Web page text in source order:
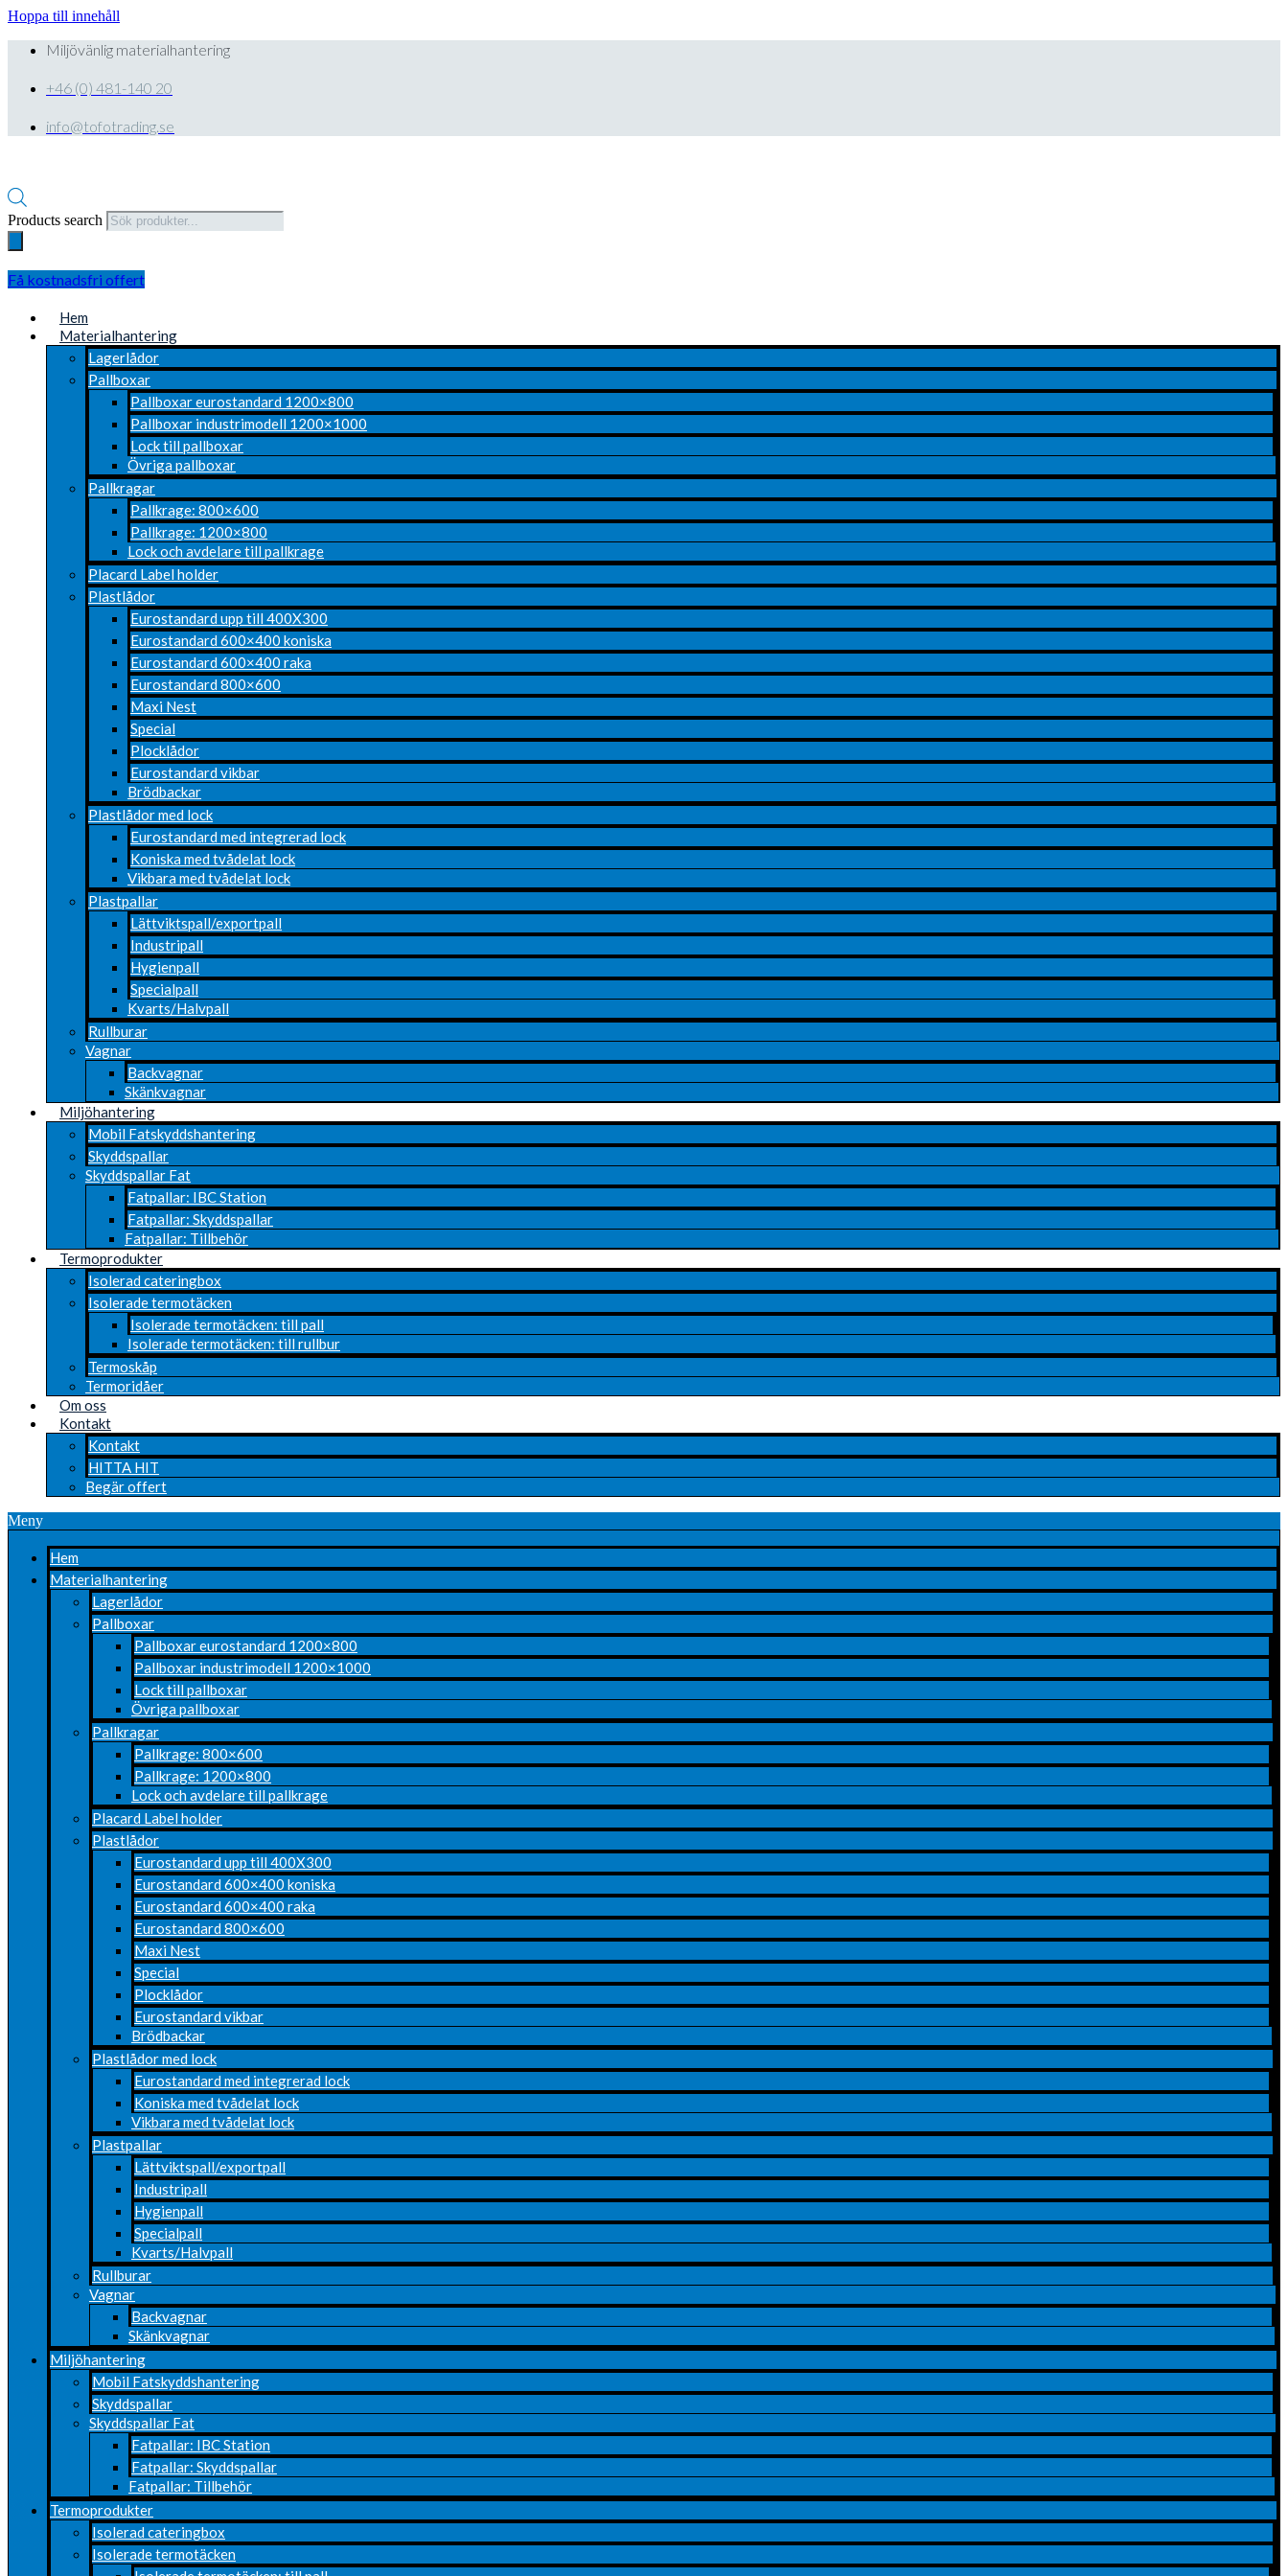
Hoppa till innehåll
Miljövänlig materialhantering
+46 (0) 481-140 20
info@tofotrading.se
Products search
Få kostnadsfri offert
Hem
Materialhantering
Lagerlådor
Pallboxar
Pallboxar eurostandard 1200×800
Pallboxar industrimodell 1200×1000
Lock till pallboxar
Övriga pallboxar
Pallkragar
Pallkrage: 800×600
Pallkrage: 1200×800
Lock och avdelare till pallkrage
Placard Label holder
Plastlådor
Eurostandard upp till 400X300
Eurostandard 600×400 koniska
Eurostandard 600×400 raka
Eurostandard 800×600
Maxi Nest
Special
Plocklådor
Eurostandard vikbar
Brödbackar
Plastlådor med lock
Eurostandard med integrerad lock
Koniska med tvådelat lock
Vikbara med tvådelat lock
Plastpallar
Lättviktspall/exportpall
Industripall
Hygienpall
Specialpall
Kvarts/Halvpall
Rullburar
Vagnar
Backvagnar
Skänkvagnar
Miljöhantering
Mobil Fatskyddshantering
Skyddspallar
Skyddspallar Fat
Fatpallar: IBC Station
Fatpallar: Skyddspallar
Fatpallar: Tillbehör
Termoprodukter
Isolerad cateringbox
Isolerade termotäcken
Isolerade termotäcken: till pall
Isolerade termotäcken: till rullbur
Termoskåp
Termoridåer
Om oss
Kontakt
Kontakt
HITTA HIT
Begär offert
Meny
Hem
Materialhantering
Lagerlådor
Pallboxar
Pallboxar eurostandard 1200×800
Pallboxar industrimodell 1200×1000
Lock till pallboxar
Övriga pallboxar
Pallkragar
Pallkrage: 800×600
Pallkrage: 1200×800
Lock och avdelare till pallkrage
Placard Label holder
Plastlådor
Eurostandard upp till 400X300
Eurostandard 600×400 koniska
Eurostandard 600×400 raka
Eurostandard 800×600
Maxi Nest
Special
Plocklådor
Eurostandard vikbar
Brödbackar
Plastlådor med lock
Eurostandard med integrerad lock
Koniska med tvådelat lock
Vikbara med tvådelat lock
Plastpallar
Lättviktspall/exportpall
Industripall
Hygienpall
Specialpall
Kvarts/Halvpall
Rullburar
Vagnar
Backvagnar
Skänkvagnar
Miljöhantering
Mobil Fatskyddshantering
Skyddspallar
Skyddspallar Fat
Fatpallar: IBC Station
Fatpallar: Skyddspallar
Fatpallar: Tillbehör
Termoprodukter
Isolerad cateringbox
Isolerade termotäcken